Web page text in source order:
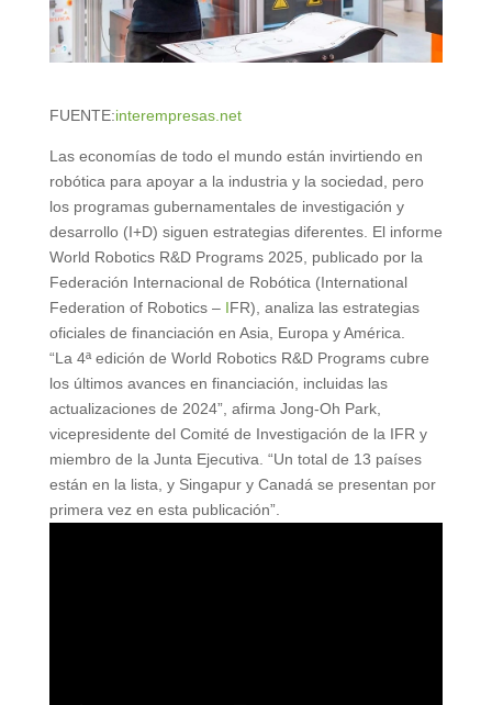
FUENTE:interempresas.net
Las economías de todo el mundo están invirtiendo en
robótica para apoyar a la industria y la sociedad, pero
los programas gubernamentales de investigación y
desarrollo (I+D) siguen estrategias diferentes. El informe
World Robotics R&D Programs 2025, publicado por la
Federación Internacional de Robótica (International
Federation of Robotics – IFR), analiza las estrategias
oficiales de financiación en Asia, Europa y América.
“La 4ª edición de World Robotics R&D Programs cubre
los últimos avances en financiación, incluidas las
actualizaciones de 2024”, afirma Jong-Oh Park,
vicepresidente del Comité de Investigación de la IFR y
miembro de la Junta Ejecutiva. “Un total de 13 países
están en la lista, y Singapur y Canadá se presentan por
primera vez en esta publicación”.